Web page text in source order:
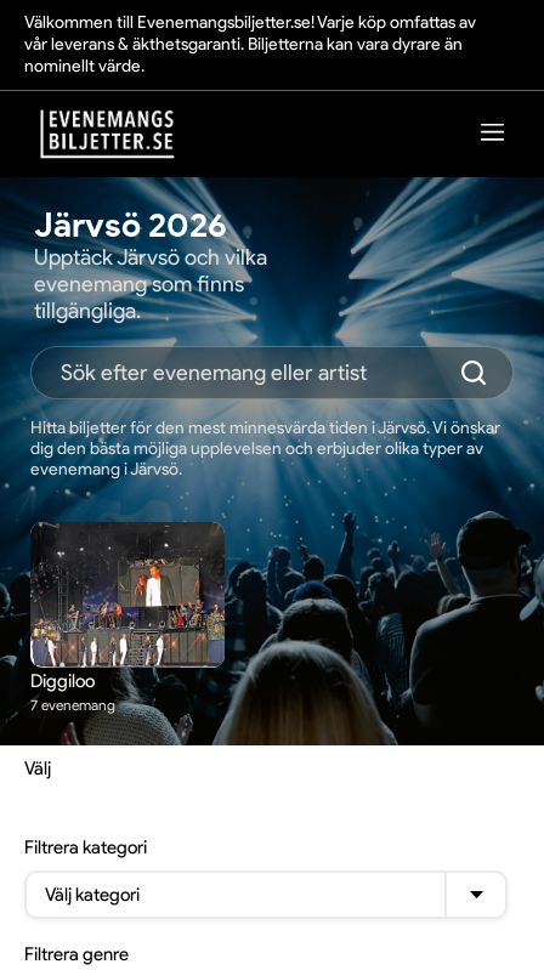
Välkommen till Evenemangsbiljetter.se! Varje köp omfattas av
vår leverans & äkthetsgaranti. Biljetterna kan vara dyrare än
nominellt värde.
Järvsö 2026
Upptäck Järvsö och vilka
evenemang som finns
tillgängliga.
Hitta biljetter för den mest minnesvärda tiden i Järvsö. Vi önskar
dig den bästa möjliga upplevelsen och erbjuder olika typer av
evenemang i Järvsö.
Diggiloo
7 evenemang
Välj
Filtrera kategori
Välj kategori
Filtrera genre